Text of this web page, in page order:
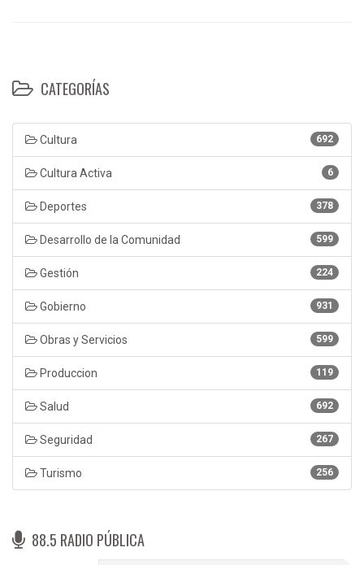
CATEGORÍAS
692
Cultura
6
Cultura Activa
378
Deportes
599
Desarrollo de la Comunidad
224
Gestión
931
Gobierno
599
Obras y Servicios
119
Produccion
692
Salud
267
Seguridad
256
Turismo
88.5 RADIO PÚBLICA